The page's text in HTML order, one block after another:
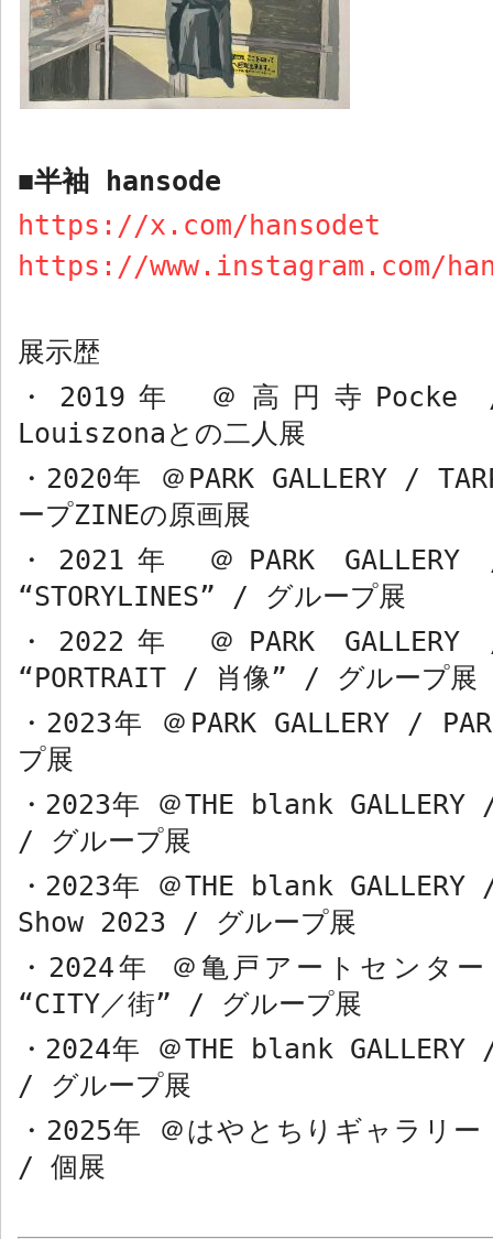
■半袖
hansode
https://x.com/hansodet
https://www.instagram.com/
展示歴
・ 2019 年 ＠高円寺
Louiszona との二人展
・ 2020年 ＠ PARK GALLERY /
ープZINEの原画展
・ 2021 年 ＠ PARK
“STORYLINES” / グループ展
・ 2022 年 ＠ PARK
“PORTRAIT /
肖像” / グループ展
・ 2023年 ＠ PARK GALLERY /
プ展
・ 2023年 ＠THE blank GALLERY
/ グループ展
・ 2023年 ＠THE blank GALLERY
Show 2023 / グループ展
・ 2024年 ＠亀戸アートセンタ
“CITY／街” / グループ展
・ 2024年 ＠THE blank GALLERY
/ グループ展
・ 2025年 ＠はやとちりギャラリ
/ 個展